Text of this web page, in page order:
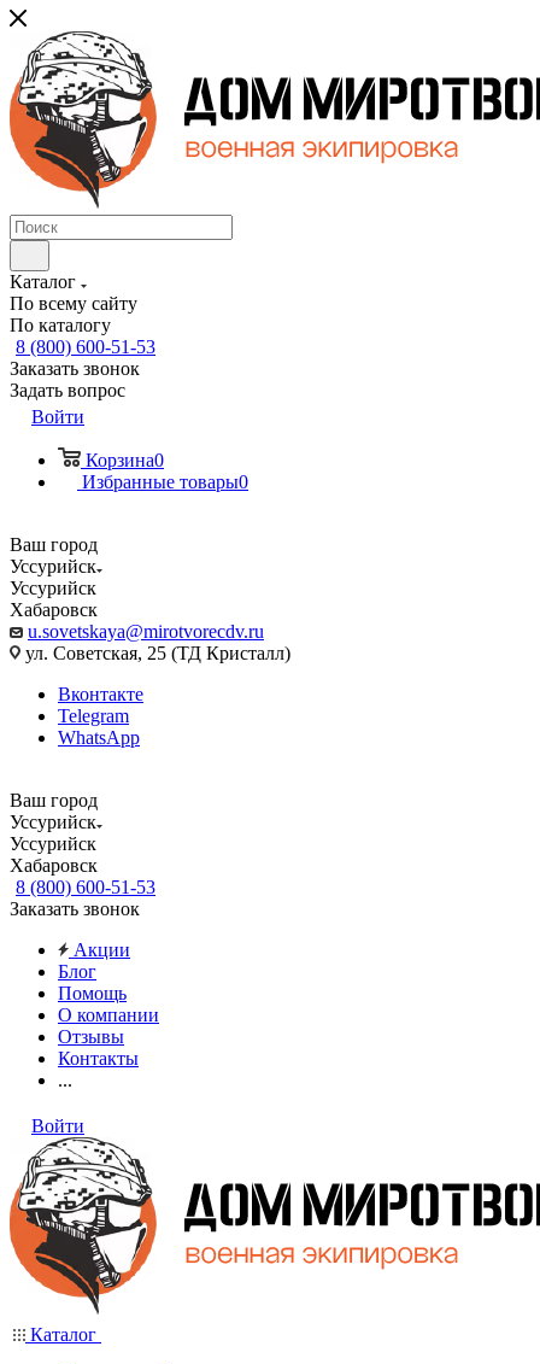
Каталог
По всему сайту
По каталогу
8 (800) 600-51-53
Заказать звонок
Задать вопрос
Войти
Корзина0
Избранные товары0
Ваш город
Уссурийск
Уссурийск
Хабаровск
u.sovetskaya@mirotvorecdv.ru
ул. Советская, 25 (ТД Кристалл)
Вконтакте
Telegram
WhatsApp
Ваш город
Уссурийск
Уссурийск
Хабаровск
8 (800) 600-51-53
Заказать звонок
Акции
Блог
Помощь
О компании
Отзывы
Контакты
...
Войти
Каталог